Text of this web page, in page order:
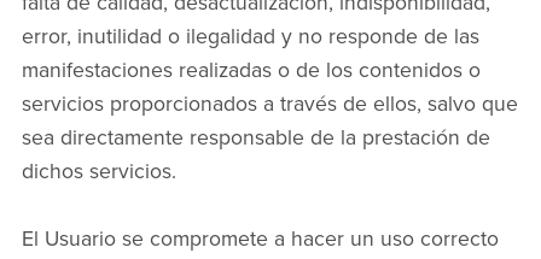
error, inutilidad o ilegalidad y no responde de las
manifestaciones realizadas o de los contenidos o
servicios proporcionados a través de ellos, salvo que
sea directamente responsable de la prestación de
dichos servicios.
El Usuario se compromete a hacer un uso correcto